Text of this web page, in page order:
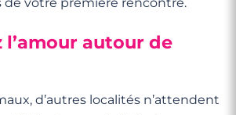
l’amour autour de
d’autres localités n’attendent